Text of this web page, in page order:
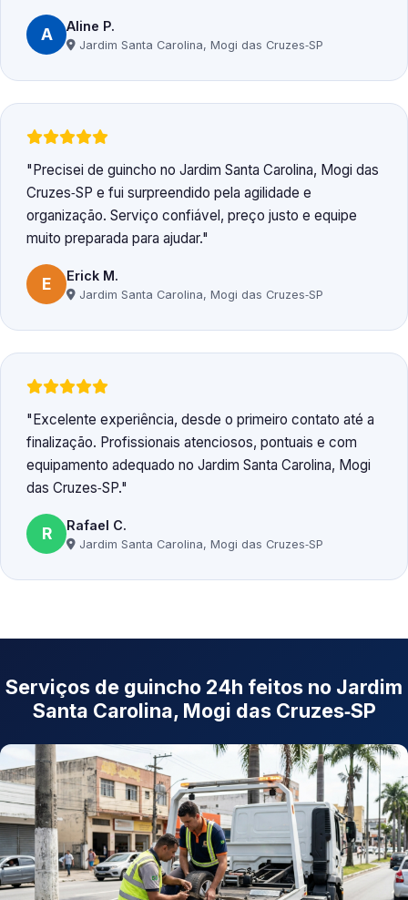
A Aline P.
Jardim Santa Carolina, Mogi das Cruzes‑SP
Precisei de guincho no Jardim Santa Carolina, Mogi das
Cruzes‑SP e fui surpreendido pela agilidade e
organização. Serviço confiável, preço justo e equipe
muito preparada para ajudar.
E Erick M.
Jardim Santa Carolina, Mogi das Cruzes‑SP
Excelente experiência, desde o primeiro contato até a
finalização. Profissionais atenciosos, pontuais e com
equipamento adequado no Jardim Santa Carolina, Mogi
das Cruzes‑SP.
R Rafael C.
Jardim Santa Carolina, Mogi das Cruzes‑SP
Serviços de guincho 24h feitos no Jardim
Santa Carolina, Mogi das Cruzes‑SP